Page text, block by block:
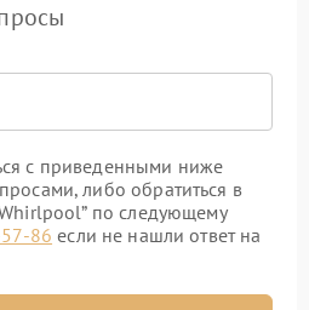
с приведенными ниже
либо обратиться в
по следующему
86 если не нашли ответ на